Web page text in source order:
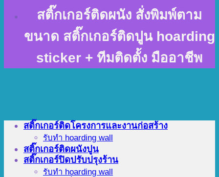
สติ๊กเกอร์ติดผนัง สั่งพิมพ์ตาม
ขนาด สติ๊กเกอร์ติดปูน hoarding
sticker + ทีมติดตั้ง มืออาชีพ
สติ๊กเกอร์ติดโครงการและงานก่อสร้าง
รับทำ hoarding wall
สติ๊กเกอร์ติดผนังปูน
สติ๊กเกอร์ปิดปรับปรุงร้าน
รับทำ hoarding wall